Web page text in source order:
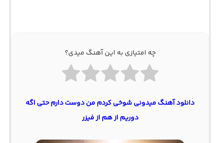
چه امتیازی به این آهنگ میدی؟
دانلود آهنگ میدونی شوخی کردم من دوست دارم حتی اگه
دوریم از هم از فیزر